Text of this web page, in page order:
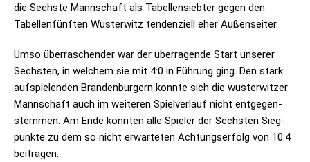
die Sechste Mann­schaft als Tabel­len­sieb­ter gegen den
Tabel­len­fünf­ten Wus­ter­witz ten­den­zi­ell eher Außenseiter.
Umso über­ra­schen­der war der über­ra­gende Start unse­rer
Sechs­ten, in wel­chem sie mit 4:0 in Füh­rung ging. Den stark
auf­spie­len­den Bran­den­bur­gern konnte sich die wus­ter­wit­zer
Mann­schaft auch im wei­te­ren Spiel­ver­lauf nicht ent­ge­gen­
stem­men. Am Ende konn­ten alle Spie­ler der Sechs­ten Sieg­
punkte zu dem so nicht erwar­te­ten Ach­tungs­er­folg von 10:4
beitragen.